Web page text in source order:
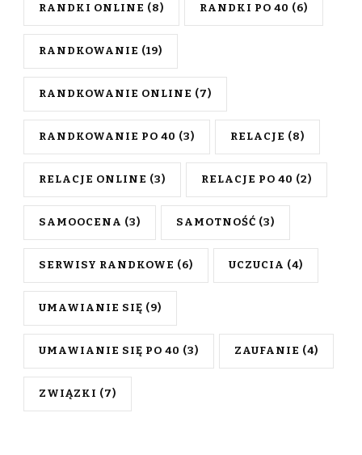
RANDKI ONLINE (8) RANDKI PO 40 (6)
RANDKOWANIE (19)
RANDKOWANIE ONLINE (7)
RANDKOWANIE PO 40 (3) RELACJE (8)
RELACJE ONLINE (3) RELACJE PO 40 (2)
SAMOOCENA (3) SAMOTNOŚĆ (3)
SERWISY RANDKOWE (6) UCZUCIA (4)
UMAWIANIE SIĘ (9)
UMAWIANIE SIĘ PO 40 (3) ZAUFANIE (4)
ZWIĄZKI (7)